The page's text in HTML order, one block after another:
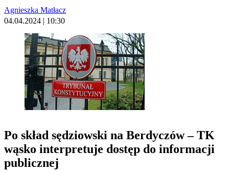
Agnieszka Matłacz
04.04.2024 | 10:30
Po skład sędziowski na Berdyczów – TK
wąsko interpretuje dostęp do informacji
publicznej